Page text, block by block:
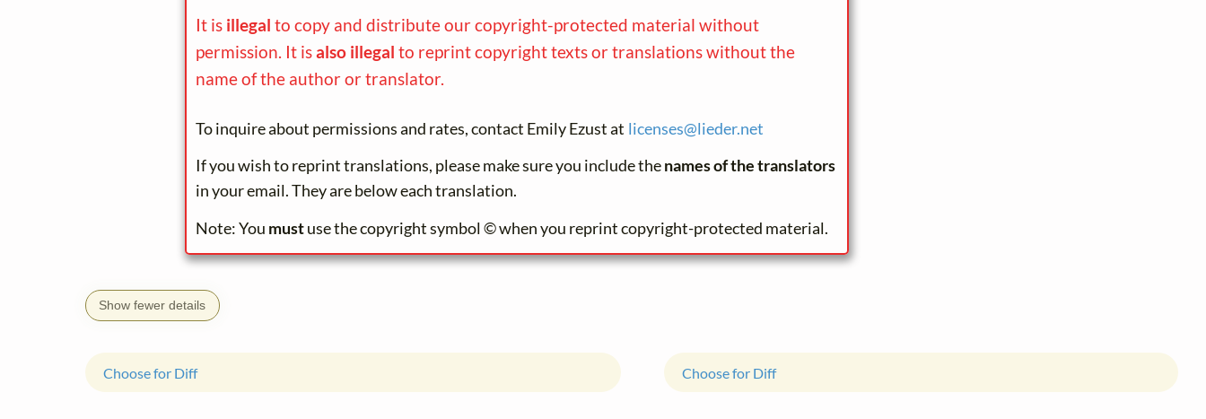
It is illegal to copy and distribute our copyright-protected material without
permission. It isalso illegal to reprint copyright texts or translations without the
name of the author or translator.
To inquire about permissions and rates, contact Emily Ezust at licenses@lieder.net
If you wish to reprint translations, please make sure you include thenames of the translators
in your email. They are below each translation.
Note: You mustuse the copyright symbol © when you reprint copyright-protected material.
Show fewer details
Choose for Diff Choose for Diff